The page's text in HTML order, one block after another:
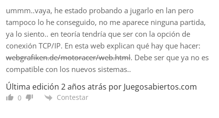
ummm..vaya, he estado probando a jugarlo en lan pero
tampoco lo he conseguido, no me aparece ninguna partida,
ya lo siento.. en teoría tendría que ser con la opción de
conexión TCP/IP. En esta web explican qué hay que hacer:
webgrafiken.de/motoracer/web.html. Debe ser que ya no es
compatible con los nuevos sistemas..
Última edición 2 años atrás por Juegosabiertos.com
0 Contestar